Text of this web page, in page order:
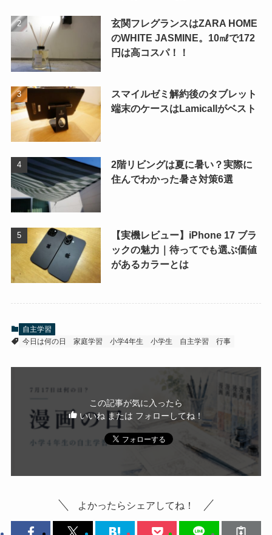
玄関フレグランスはZARA HOME
のWHITE JASMINE。10㎖で172
円は高コスパ！！
スマイルゼミ解約後のタブレット
端末のケースはLamicallがベスト
2階リビングは夏に暑い？実際に
住んでわかった暑さ対策6選
【実機レビュー】iPhone 17 ブラ
ックの魅力｜待ってでも選ぶ価値
があるカラーとは
自主学習
今日は何の日
家庭学習 小学4年生 小学生 自主学習 行事
この記事が気に入ったら
いいね または フォローしてね！
よかったらシェアしてね！